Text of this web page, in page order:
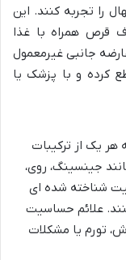
را تجربه کنند. این
قرص همراه با غذا
جانبی غیرمعمول
کرده و با پزشک یا
هر یک از ترکیبات
جینسینگ، روی،
شناخته شده ای
علائم حساسیت
تورم یا مشکلات